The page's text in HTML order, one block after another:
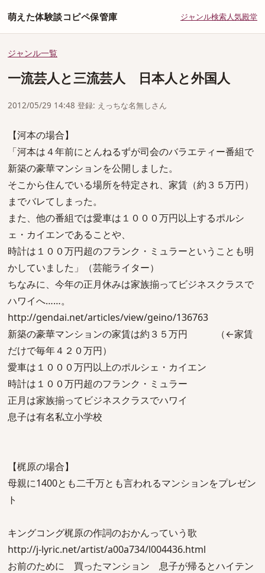
萌えた体験談コピペ保管庫 ジャンル検索人気殿堂
ジャンル一覧
一流芸人と三流芸人 日本人と外国人
2012/05/29 14:48 登録: えっちな名無しさん
【河本の場合】
「河本は４年前にとんねるずが司会のバラエティー番組で
新築の豪華マンションを公開しました。
そこから住んでいる場所を特定され、家賃（約３５万円）
までバレてしまった。
また、他の番組では愛車は１０００万円以上するポルシ
ェ・カイエンであることや、
時計は１００万円超のフランク・ミュラーということも明
かしていました」（芸能ライター）
ちなみに、今年の正月休みは家族揃ってビジネスクラスで
ハワイへ……。
http://gendai.net/articles/view/geino/136763
新築の豪華マンションの家賃は約３５万円 （←家賃
だけで毎年４２０万円）
愛車は１０００万円以上のポルシェ・カイエン
時計は１００万円超のフランク・ミュラー
正月は家族揃ってビジネスクラスでハワイ
息子は有名私立小学校
【梶原の場合】
母親に1400とも二千万とも言われるマンションをプレゼン
ト
キングコング梶原の作詞のおかんっていう歌
http://j-lyric.net/artist/a00a734/l004436.html
お前のために 買ったマンション 息子が帰るとハイテン